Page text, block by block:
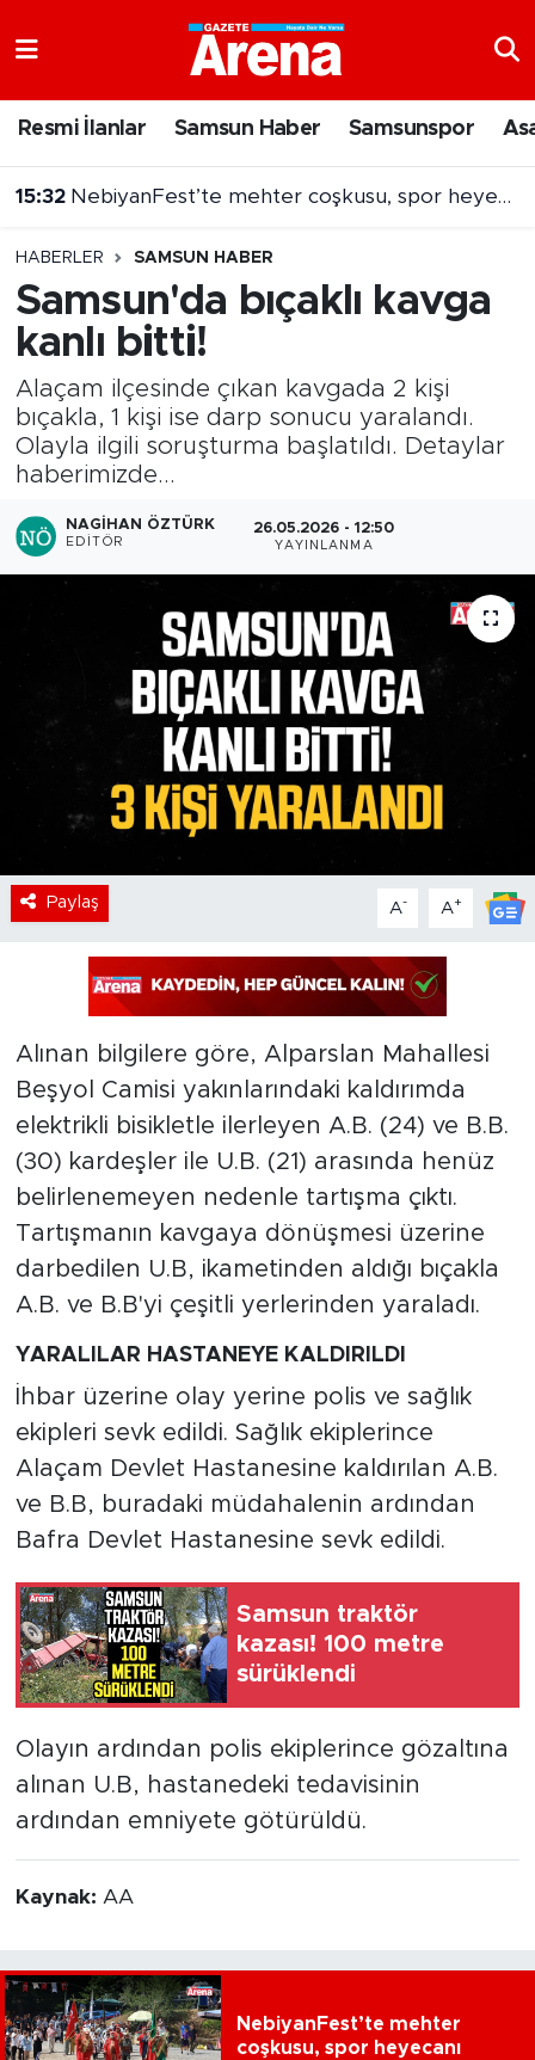
Resmi İlanlar Samsun Haber Samsunspor
15:32 NebiyanFest’te mehter coşkusu, spor heyecanı
HABERLER SAMSUN HABER
Samsun'da bıçaklı kavga
kanlı bitti!
Alaçam ilçesinde çıkan kavgada 2 kişi
bıçakla, 1 kişi ise darp sonucu yaralandı.
Olayla ilgili soruşturma başlatıldı. Detaylar
haberimizde...
NAGIHAN ÖZTÜRK
EDITÖR
26.05.2026 - 12:50
YAYINLANMA
Paylaş A- A+
Alınan bilgilere göre, Alparslan Mahallesi
Beşyol Camisi yakınlarındaki kaldırımda
elektrikli bisikletle ilerleyen A.B. (24) ve B.B.
(30) kardeşler ile U.B. (21) arasında henüz
belirlenemeyen nedenle tartışma çıktı.
Tartışmanın kavgaya dönüşmesi üzerine
darbedilen U.B, ikametinden aldığı bıçakla
A.B. ve B.B'yi çeşitli yerlerinden yaraladı.
YARALILAR HASTANEYE KALDIRILDI
İhbar üzerine olay yerine polis ve sağlık
ekipleri sevk edildi. Sağlık ekiplerince
Alaçam Devlet Hastanesine kaldırılan A.B.
ve B.B, buradaki müdahalenin ardından
Bafra Devlet Hastanesine sevk edildi.
Samsun traktör
kazası! 100 metre
sürüklendi
Olayın ardından polis ekiplerince gözaltına
alınan U.B, hastanedeki tedavisinin
ardından emniyete götürüldü.
Kaynak: AA
NebiyanFest’te mehter
coşkusu, spor heyecanı
Samsun Namaz Vakitleri
Süper Lig Puan Durumu ve Fikstür
Tüm Manşetler
Son Dakika Haberleri
Haber Arşivi